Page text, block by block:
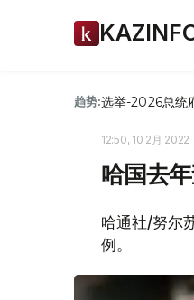
趋势:选举-2026总统
12:50, 10 2月 2022
哈国去
哈通社/努尔
例。